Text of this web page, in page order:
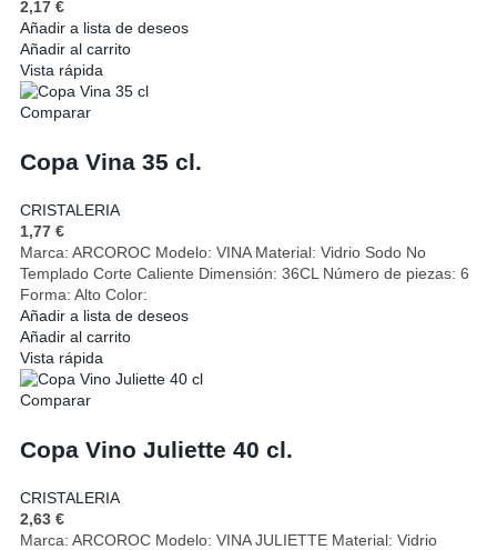
2,17 €
Añadir a lista de deseos
Añadir al carrito
Vista rápida
Comparar
Copa Vina 35 cl.
CRISTALERIA
1,77 €
Marca: ARCOROC Modelo: VINA Material: Vidrio Sodo No
Templado Corte Caliente Dimensión: 36CL Número de piezas: 6
Forma: Alto Color:
Añadir a lista de deseos
Añadir al carrito
Vista rápida
Comparar
Copa Vino Juliette 40 cl.
CRISTALERIA
2,63 €
Marca: ARCOROC Modelo: VINA JULIETTE Material: Vidrio